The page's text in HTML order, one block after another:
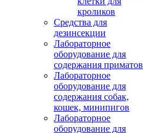
кроликов
Средства для
дезинсекции
Лабораторное
оборудование для
содержания приматов
Лабораторное
оборудование для
содержания собак,
кошек, минипигов
Лабораторное
оборудование для